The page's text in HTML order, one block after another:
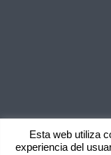
Esta web utiliza
experiencia del